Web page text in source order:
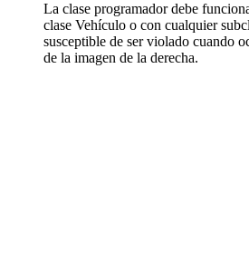
La clase programador debe
clase Vehículo o con cualquier
susceptible de ser violado cuando
de la imagen de la derecha.